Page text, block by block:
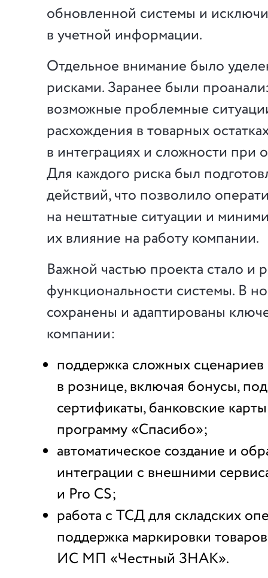
обновленной системы и
в учетной информации.
Отдельное внимание было
рисками. Заранее были
возможные проблемные
расхождения в товарных
в интеграциях и сложности при
Для каждого риска был
действий, что позволило
на нештатные ситуации и
их влияние на работу компании.
Важной частью проекта стало и
функциональности системы. В
сохранены и адаптированы
компании:
поддержка сложных
в рознице, включая бонусы,
сертификаты, банковские
программу «Спасибо»;
автоматическое создание и
интеграции с внешними
и Pro CS;
работа с ТСД для складских
поддержка маркировки
ИС МП «Честный ЗНАК».